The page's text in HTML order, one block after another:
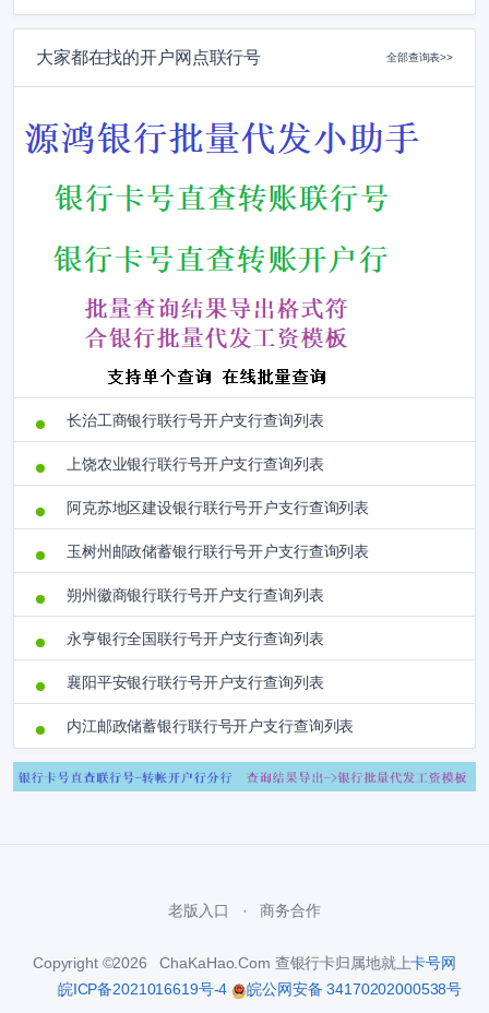
大家都在找的开户网点联行号 全部查询表>>
长治工商银行联行号开户支行查询列表
上饶农业银行联行号开户支行查询列表
阿克苏地区建设银行联行号开户支行查询列表
玉树州邮政储蓄银行联行号开户支行查询列表
朔州徽商银行联行号开户支行查询列表
永亨银行全国联行号开户支行查询列表
襄阳平安银行联行号开户支行查询列表
内江邮政储蓄银行联行号开户支行查询列表
老版入口 商务合作
Copyright ©2026 ChaKaHao.Com 查银行卡归属地就上卡号网
皖ICP备2021016619号-4
皖公网安备 34170202000538号